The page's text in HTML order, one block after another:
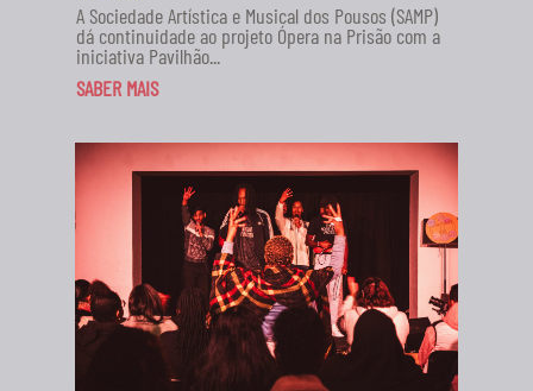
A Sociedade Artística e Musical dos Pousos (SAMP)
dá continuidade ao projeto Ópera na Prisão com a
iniciativa Pavilhão...
SABER MAIS